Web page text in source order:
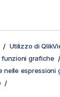
Utilizzo di
funzioni grafiche
nelle espressioni